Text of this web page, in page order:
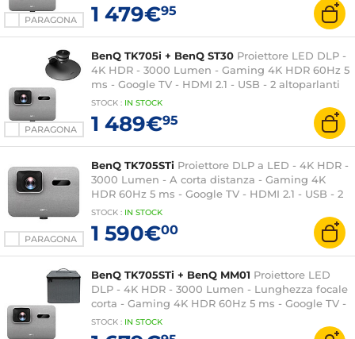
PARAGONA 1 479€95
PARAGONA
BenQ TK705i + BenQ ST30 Proiettore LED DLP -
4K HDR - 3000 Lumen - Gaming 4K HDR 60Hz 5
ms - Google TV - HDMI 2.1 - USB - 2 altoparlanti
da 8 Watt + supporto
STOCK : IN STOCK
1 489€95
PARAGONA
BenQ TK705STi Proiettore DLP a LED - 4K HDR -
3000 Lumen - A corta distanza - Gaming 4K
HDR 60Hz 5 ms - Google TV - HDMI 2.1 - USB - 2
altoparlanti da 8 Watt
STOCK : IN STOCK
1 590€00
BenQ TK705STi + BenQ MM01 Proiettore LED
DLP - 4K HDR - 3000 Lumen - Lunghezza focale
corta - Gaming 4K HDR 60Hz 5 ms - Google TV -
HDMI 2.1 - USB - 2 altoparlanti da 8 Watt +
STOCK : IN STOCK